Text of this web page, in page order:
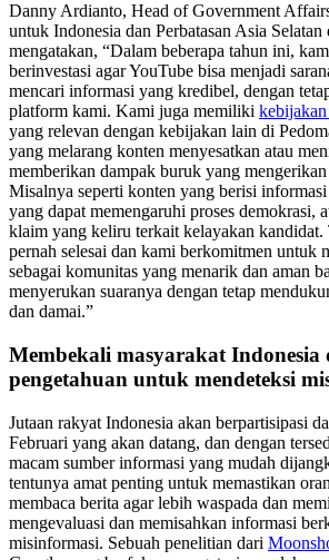
Danny Ardianto, Head of Government
untuk Indonesia dan Perbatasan Asia Selatan
mengatakan, “Dalam beberapa tahun ini,
berinvestasi agar YouTube bisa menjadi
mencari informasi yang kredibel, dengan
platform kami. Kami juga memiliki
yang relevan dengan kebijakan lain di
yang melarang konten menyesatkan atau
memberikan dampak buruk yang
Misalnya seperti konten yang berisi informasi
yang dapat memengaruhi proses demokrasi,
klaim yang keliru terkait kelayakan kandidat.
pernah selesai dan kami berkomitmen untuk
sebagai komunitas yang menarik dan aman
menyerukan suaranya dengan tetap
dan damai.”
Membekali masyarakat Indonesia
pengetahuan untuk mendeteksi
Jutaan rakyat Indonesia akan berpartisipasi
Februari yang akan datang, dan dengan
macam sumber informasi yang mudah
tentunya amat penting untuk memastikan
membaca berita agar lebih waspada dan
mengevaluasi dan memisahkan informasi
misinformasi. Sebuah penelitian dari